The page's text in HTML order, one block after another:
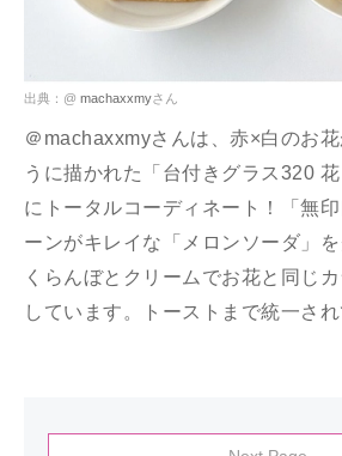
出典：@ machaxxmyさん
＠machaxxmyさんは、赤×白のお
うに描かれた「台付きグラス320
にトータルコーディネート！「無
ーンがキレイな「メロンソーダ」
くらんぼとクリームでお花と同じ
しています。トーストまで統一され